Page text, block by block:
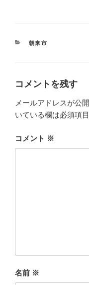
カ
朝来市
コメントを残す
メールアドレスが公
いている欄は必須項
コメント ※
名前 ※